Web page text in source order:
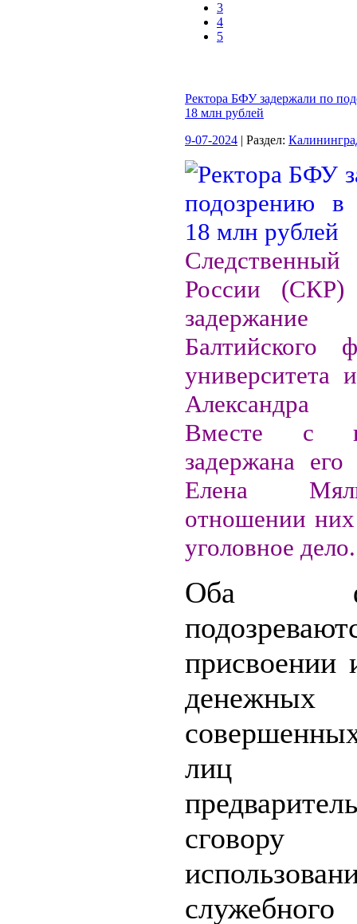
3
4
5
Ректора БФУ задержали по
18 млн рублей
9-07-2024 | Раздел:
России (СКР)
Балтийского
университета
Александра
Вместе с
задержана его
Елена
отношении
уголовное дело.
Оба
присвоении
денежных
служебного